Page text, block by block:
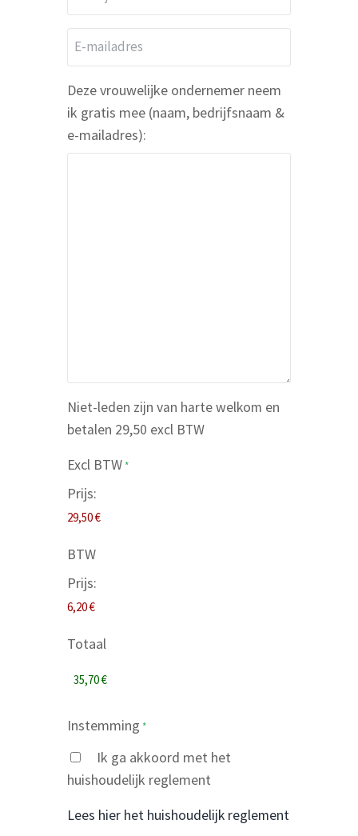
d
j
f
s
m
a
Deze vrouwelijke ondernemer neem
ik gratis mee (naam, bedrijfsnaam &
e-mailadres):
Niet-leden zijn van harte welkom en
betalen 29,50 excl BTW
Excl BTW *
Prijs:
BTW
Prijs:
Totaal
Instemming *
Ik ga akkoord met het
huishoudelijk reglement
Lees hier het huishoudelijk reglement